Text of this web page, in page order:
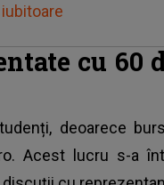
cu 60
deoarece
Acest lucru s-a